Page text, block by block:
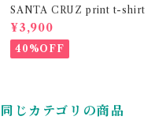
SANTA CRUZ print t-shirt
¥3,900
40%OFF
同じカテゴリの商品